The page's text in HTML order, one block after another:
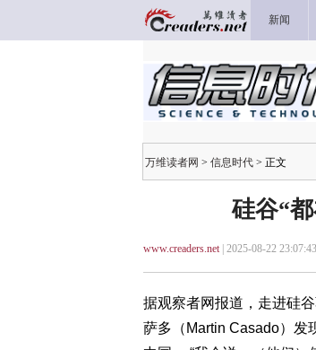
新闻
万维读者网 > 信息时代 > 正文
硅谷“
www.creaders.net| 2025-08-22
据观察者网报道，走进硅
萨多（Martin Casado）发